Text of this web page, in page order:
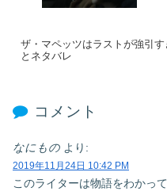
ザ・マペッツはラストが強引す
とネタバレ
コメント
なにもの より:
2019年11月24日 10:42 PM
このライターは物語をわかっ